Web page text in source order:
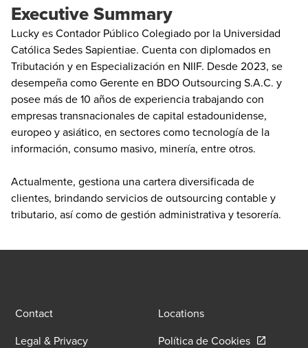
Executive Summary
Lucky es Contador Público Colegiado por la Universidad
Católica Sedes Sapientiae. Cuenta con diplomados en
Tributación y en Especialización en NIIF. Desde 2023, se
desempeña como Gerente en BDO Outsourcing S.A.C. y
posee más de 10 años de experiencia trabajando con
empresas transnacionales de capital estadounidense,
europeo y asiático, en sectores como tecnología de la
información, consumo masivo, minería, entre otros.
Actualmente, gestiona una cartera diversificada de
clientes, brindando servicios de outsourcing contable y
tributario, así como de gestión administrativa y tesorería.
Contact
Locations
Legal & Privacy
Política de CookiesOpens in a